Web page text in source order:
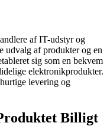
af IT-udstyr og
udvalg af produkter og en
sig som en bekvem
elektronikprodukter.
levering og
Billigt